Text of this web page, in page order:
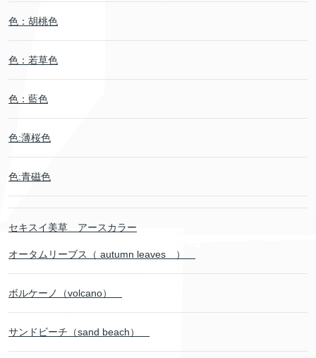
色：胡桃色
色：若草色
色：藍色
色:薄桜色
色:青磁色
セキスイ美草 アースカラー
オータムリーブス（ autumn leaves ）
ボルケーノ（volcano）
サンドビーチ（sand beach）